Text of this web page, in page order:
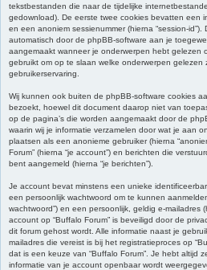
tekstbestanden die naar de tijdelijke
gedownload). De eerste twee cookies bevatten een
en een anoniem sessienummer (hierna “session-id”).
automatisch door de phpBB-software aan je
aangemaakt wanneer je onderwerpen hebt gelezen
gebruikt om op te slaan welke onderwerpen gelezen
gebruikerservaring.
Wij kunnen ook buiten de phpBB-software cookies
bezoekt, hoewel dit document daarop niet van
op de pagina’s die worden aangemaakt door de
waarin wij je informatie verzamelen door wat je aan
plaatsen als een anonieme gebruiker (hierna
Forum” (hierna “je account”) en berichten die
bent aangemeld (hierna “je berichten”).
Je account bevat minstens een unieke
een persoonlijk wachtwoord om te kunnen
wachtwoord”) en een persoonlijk, geldig e-mailadres
account op “Buffalo Forum” is beveiligd door de
dit forum gehost wordt. Alle informatie naast je
mailadres die vereist is bij het registratieproces op
dat is een keuze van “Buffalo Forum”. Je hebt altijd
informatie van je account openbaar wordt